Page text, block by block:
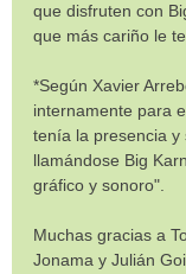
que disfruten con
que más cariño le
*Según Xavier
internamente para
tenía la presencia
llamándose Big
gráfico y sonoro".
Muchas gracias a
Jonama y Julián